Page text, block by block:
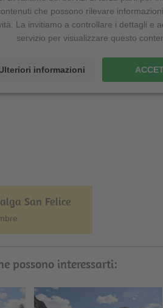
che possono rilevare
La invitiamo a controllare i dettagli e
servizio per visualizzare questo
informazioni
San Felice
possono interessarti: